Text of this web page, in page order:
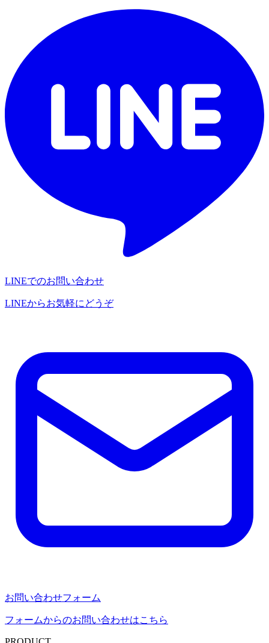
LINEでのお問い合わせ
LINEからお気軽にどうぞ
お問い合わせフォーム
フォームからのお問い合わせはこちら